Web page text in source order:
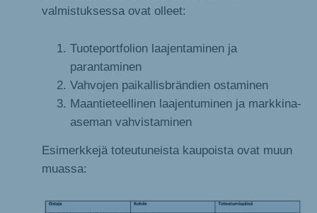
valmistuksessa ovat olleet:
Tuoteportfolion laajentaminen ja
parantaminen
Vahvojen paikallisbrändien ostaminen
Maantieteellinen laajentuminen ja markkina-
aseman vahvistaminen
Esimerkkejä toteutuneista kaupoista ovat muun
muassa: